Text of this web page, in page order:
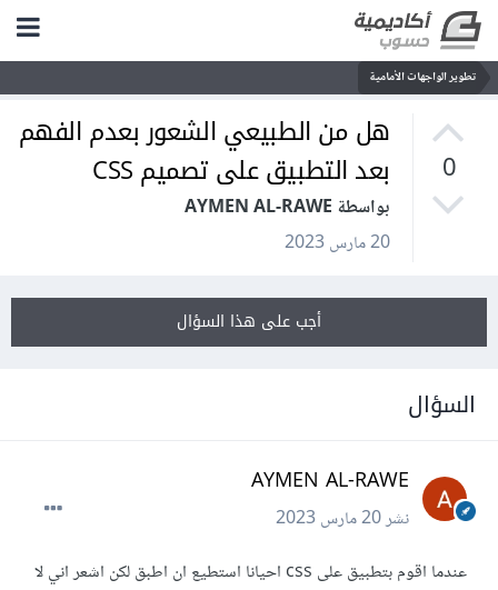
تطوير الواجهات الأمامية
0
هل من الطبيعي الشعور بعدم الفهم
بعد التطبيق على تصميم CSS
بواسطة AYMEN AL-RAWE
20 مارس 2023
أجب على هذا السؤال
السؤال
AYMEN AL-RAWE
نشر20 مارس 2023
عندما اقوم بتطبيق على css احيانا استطيع ان اطبق لكن اشعر اني لا